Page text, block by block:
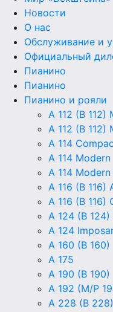
Новости
О нас
Обслуживание и
Официальный
Пианино
Пианино
Пианино и рояли
A 112 (B 112)
A 112 (B
A 114
A 114 Modern
A 114
A 116 (B 116)
A 116 (B 116)
A 124 (B
A 124
A 160 (B 160)
A 175
A 190 (B 190)
A 192 (M/P
A 228 (B 228)